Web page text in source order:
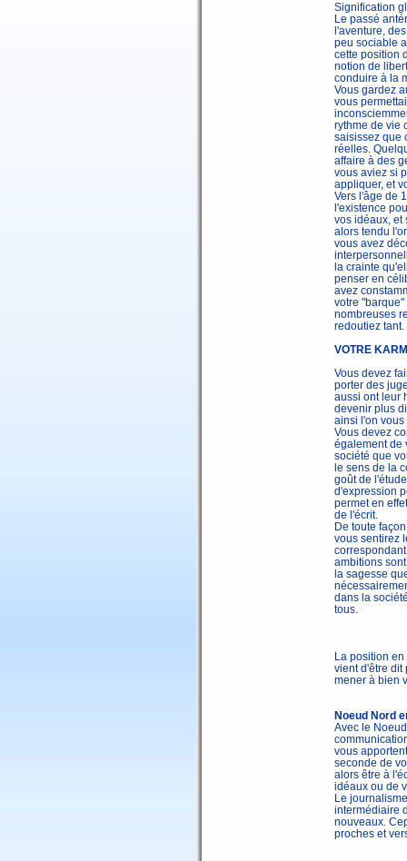
Signification
Le passé
l'aventure,
peu sociable
cette position
notion de
conduire à la
Vous gardez
vous
rythme de vie
saisissez que
réelles.
affaire à des
vous aviez si
appliquer, et
Vers l'âge de
l'existence
vos idéaux, et
alors tendu
vous avez
la crainte
penser en
avez
votre
nombreuses
redoutiez tant.
VOTRE
Vous devez
porter des
aussi ont leur
devenir plus
ainsi l'on
Vous devez
également de
société que
le sens de la
goût de
d'expression
permet en
de l'écrit.
De toute
vous sentirez
ambitions
la sagesse
dans la
tous.
La position
vient d'être dit
mener à bien
Noeud Nord
Avec le
vous
seconde de
alors être à
idéaux ou de
Le
intermédiaire
nouveaux.
proches et